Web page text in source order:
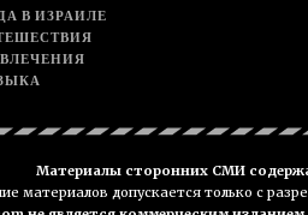
В ИЗРАИЛЕ
Материалы сторонних СМИ
материалов допускается только с